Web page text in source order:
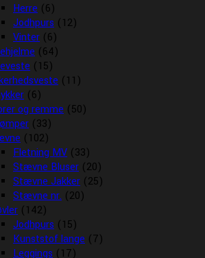
Herre (6)
Jodhpurs (12)
Vinter (6)
(64)
(15)
(11)
(6)
og remme (50)
(33)
(102)
Fletning MV (33)
Stævne Bluser (20)
Stævne Jakker (25)
Stævne nr. (20)
(142)
Jodhpurs (15)
Kunststof lange (7)
Leggings (17)